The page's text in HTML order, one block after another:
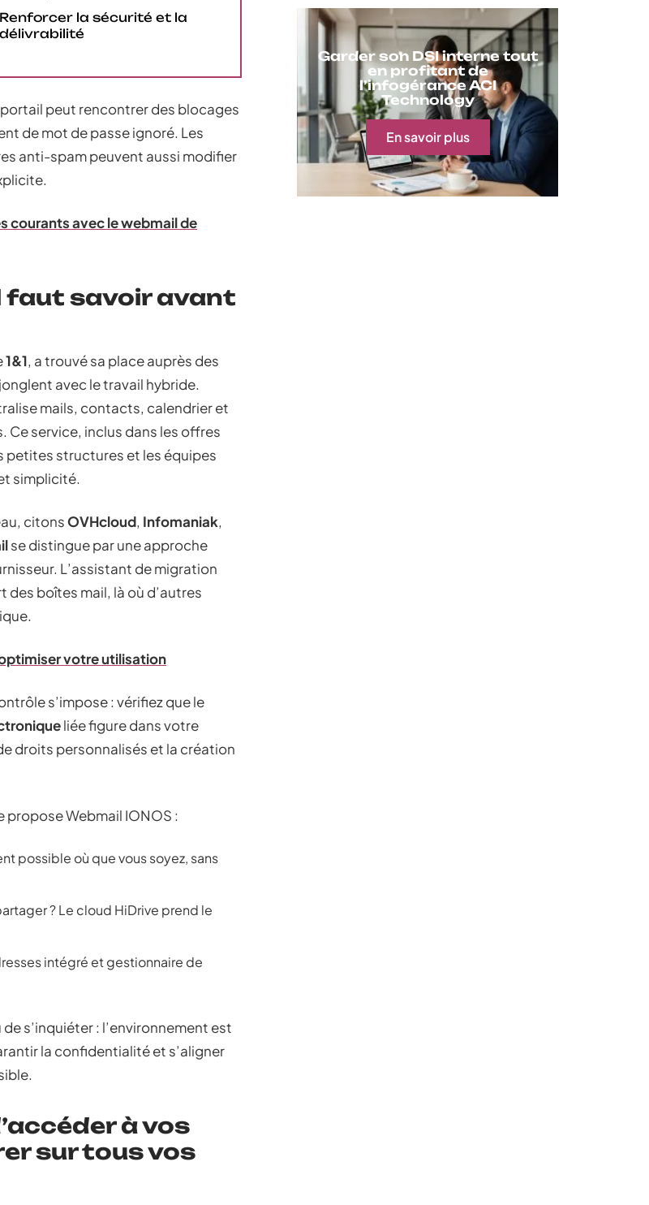
Renforcer la sécurité et la
délivrabilité
peut rencontrer des blocages
de mot de passe ignoré. Les
anti-spam peuvent aussi modifier
courants avec le webmail de
faut savoir avant
1&1, a trouvé sa place auprès des
avec le travail hybride.
mails, contacts, calendrier et
service, inclus dans les offres
petites structures et les équipes
simplicité.
citonsOVHcloud, Infomaniak,
se distingue par une approche
L’assistant de migration
boîtes mail, là où d’autres
votre utilisation
s’impose : vérifiez que le
liée figure dans votre
droits personnalisés et la création
propose Webmail IONOS :
possible où que vous soyez, sans
? Le cloud HiDrive prend le
intégré et gestionnaire de
s’inquiéter : l’environnement est
la confidentialité et s’aligner
à vos
sur tous vos
Garder son DSI interne tout
en profitant de
l’infogérance ACI
Technology
En savoir plus